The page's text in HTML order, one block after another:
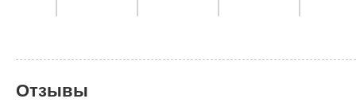
Отзывы